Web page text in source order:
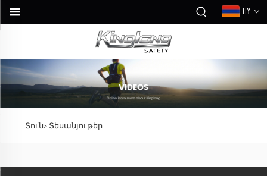
HY
Տուն> Տեսանյութեր